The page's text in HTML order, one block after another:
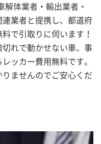
体業者・輸出業者・
業者と提携し、都道府
で引取りに伺います！
切れで動かせない車、事
ッカー費用無料です。
ませんのでご安心くだ